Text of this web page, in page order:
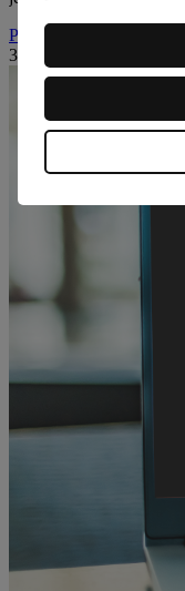
Preberite več
3